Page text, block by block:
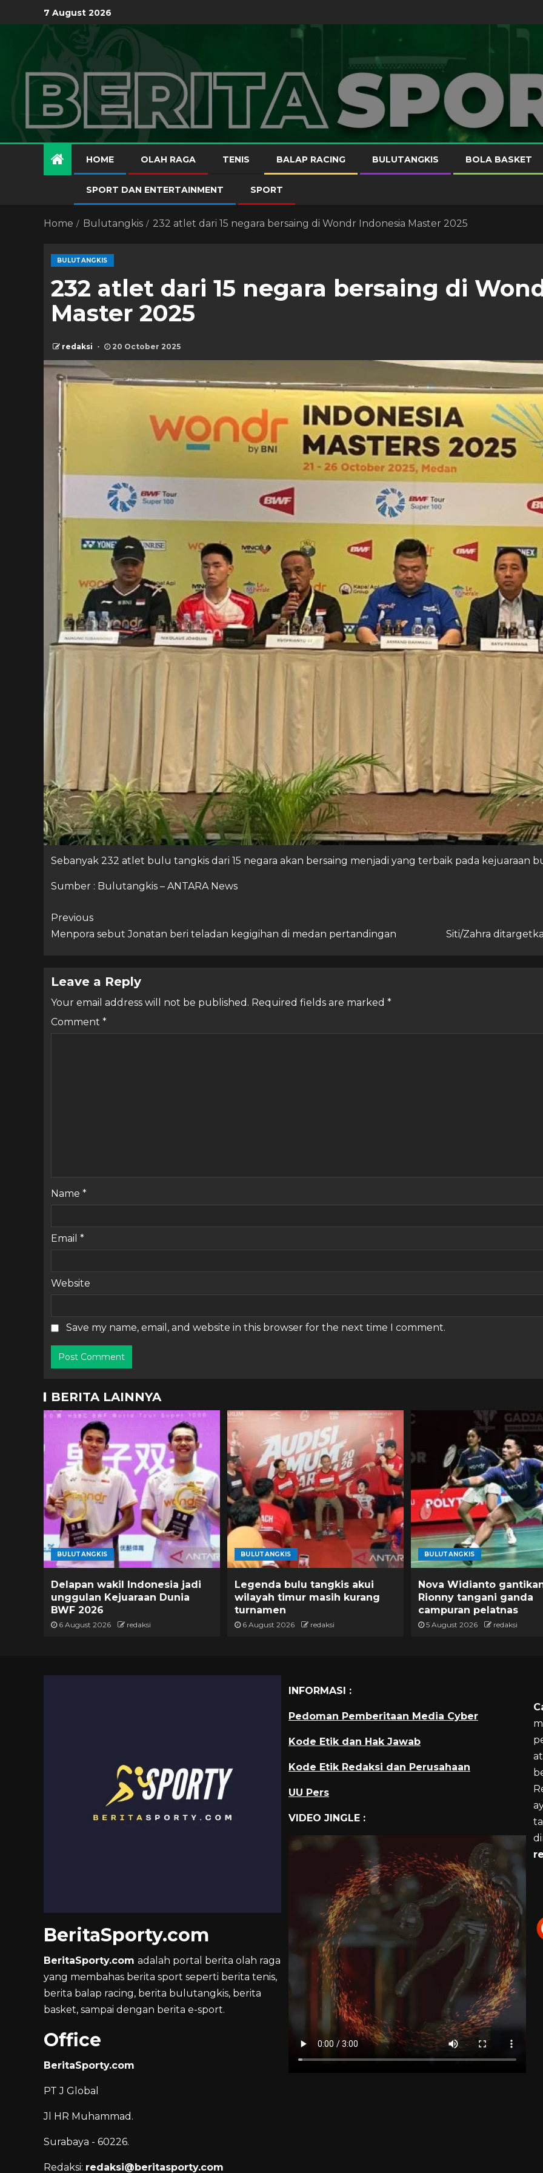
7 August 2026
HOME OLAH RAGA TENIS BALAP RACING BULUTANGKIS BOLA BASKET
SPORT DAN ENTERTAINMENT SPORT
Home Bulutangkis 232 atlet dari 15 negara bersaing di Wondr Indonesia Master 2025
BULUTANGKIS
232 atlet dari 15 negara bersaing di
Master 2025
redaksi 20 October 2025
Sebanyak 232 atlet bulu tangkis dari 15 negara akan bersaing menjadi yang terbaik pada kejuaraan
Sumber : Bulutangkis – ANTARA News
Previous
Menpora sebut Jonatan beri teladan kegigihan di medan pertandingan
Siti/Zahra
Leave a Reply
Your email address will not be published. Required fields are marked *
Comment *
Name *
Email *
Website
Save my name, email, and website in this browser for the next time I comment.
BERITA LAINNYA
BULUTANGKIS
Delapan wakil Indonesia jadi
unggulan Kejuaraan Dunia
BWF 2026
6 August 2026 redaksi
BULUTANGKIS
Legenda bulu tangkis akui
wilayah timur masih kurang
turnamen
6 August 2026 redaksi
BULUTANGKIS
Nova Widianto
Rionny tangani ganda
campuran pelatnas
5 August 2026 redaksi
BeritaSporty.com
BeritaSporty.com adalah portal berita olah raga
yang membahas berita sport seperti berita tenis,
berita balap racing, berita bulutangkis, berita
basket, sampai dengan berita e-sport.
Office
BeritaSporty.com
PT J Global
Jl HR Muhammad.
Surabaya - 60226.
Redaksi: redaksi@beritasporty.com
INFORMASI :
Pedoman Pemberitaan Media Cyber
Kode Etik dan Hak Jawab
Kode Etik Redaksi dan Perusahaan
UU Pers
VIDEO JINGLE :